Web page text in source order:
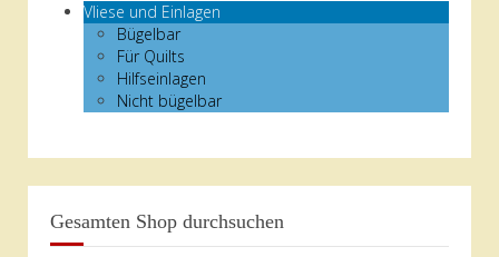
Vliese und Einlagen
Bügelbar
Für Quilts
Hilfseinlagen
Nicht bügelbar
Gesamten Shop durchsuchen